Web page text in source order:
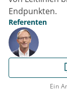
Endpunkten.
Referenten
Ein